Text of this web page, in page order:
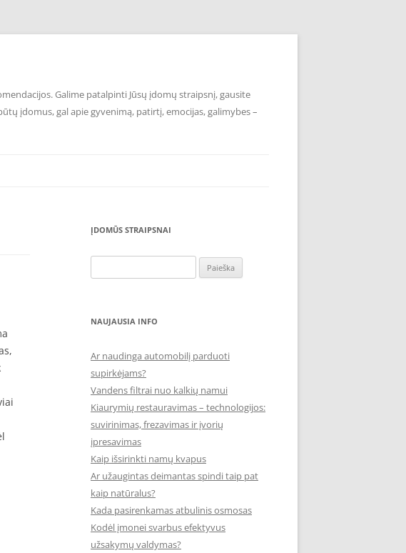
Galime patalpinti Jūsų įdomų straipsnį, gausite
įdomus, gal apie gyvenimą, patirtį, emocijas, galimybes –
ĮDOMŪS STRAIPSNAI
NAUJAUSIA INFO
Ar naudinga automobilį parduoti
supirkėjams?
Vandens filtrai nuo kalkių namui
Kiaurymių restauravimas – technologijos:
suvirinimas, frezavimas ir įvorių
įpresavimas
Kaip išsirinkti namų kvapus
Ar užaugintas deimantas spindi taip pat
kaip natūralus?
Kada pasirenkamas atbulinis osmosas
Kodėl įmonei svarbus efektyvus
užsakymų valdymas?